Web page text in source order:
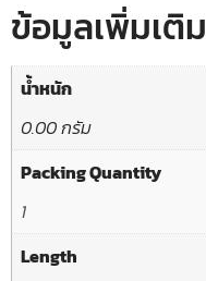
ข้อมูลเพิ่มเติม
น้ำหนัก
0.00 กรัม
Packing Quantity
1
Length